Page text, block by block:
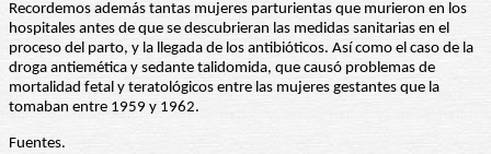
Recordemos además tantas mujeres parturientas que murieron en los
hospitales antes de que se descubrieran las medidas sanitarias en el
proceso del parto, y la llegada de los antibióticos. Así como el caso de la
droga antiemética y sedante talidomida, que causó problemas de
mortalidad fetal y teratológicos entre las mujeres gestantes que la
tomaban entre 1959 y 1962.
Fuentes.